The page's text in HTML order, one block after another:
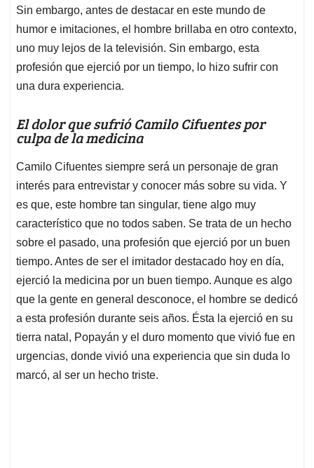
Sin embargo, antes de destacar en este mundo de
humor e imitaciones, el hombre brillaba en otro contexto,
uno muy lejos de la televisión. Sin embargo, esta
profesión que ejerció por un tiempo, lo hizo sufrir con
una dura experiencia.
El dolor que sufrió Camilo Cifuentes por
culpa de la medicina
Camilo Cifuentes siempre será un personaje de gran
interés para entrevistar y conocer más sobre su vida. Y
es que, este hombre tan singular, tiene algo muy
característico que no todos saben. Se trata de un hecho
sobre el pasado, una profesión que ejerció por un buen
tiempo. Antes de ser el imitador destacado hoy en día,
ejerció la medicina por un buen tiempo. Aunque es algo
que la gente en general desconoce, el hombre se dedicó
a esta profesión durante seis años. Ésta la ejerció en su
tierra natal, Popayán y el duro momento que vivió fue en
urgencias, donde vivió una experiencia que sin duda lo
marcó, al ser un hecho triste.